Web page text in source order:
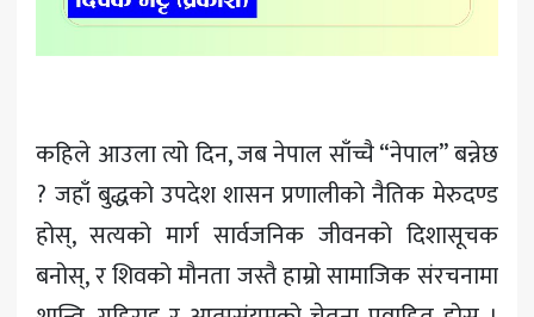
अन्य
कहिले आउला त्यो दिन, जब नेपाल साँच्चै “नेपाल” बन्नेछ
? जहाँ बुद्धको उपदेश शासन प्रणालीको नैतिक मेरुदण्ड
होस्, सत्यको मार्ग सार्वजनिक जीवनको दिशासूचक
बनोस्, र शिवको मौनता जस्तै हाम्रो सामाजिक संरचनामा